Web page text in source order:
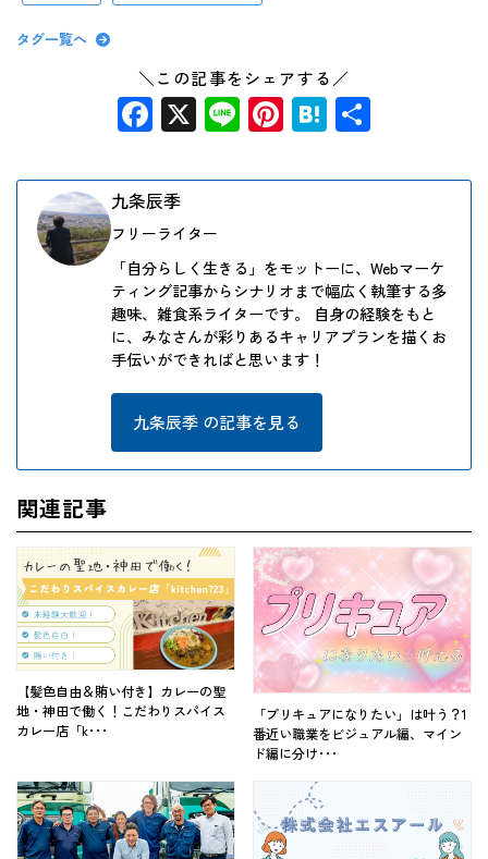
タグ一覧へ
＼この記事をシェアする／
Facebook
X LinePinterest
Hatena
九条辰季
フリーライター
「自分らしく生きる」をモットーに、Webマーケ
ティング記事からシナリオまで幅広く執筆する多
趣味、雑食系ライターです。 自身の経験をもと
に、みなさんが彩りあるキャリアプランを描くお
手伝いができればと思います！
九条辰季 の記事を見る
関連記事
【髪色自由＆賄い付き】カレーの聖
地・神田で働く！こだわりスパイス
カレー店「k･･･
「プリキュアになりたい」は叶う？1
番近い職業をビジュアル編、マイン
ド編に分け･･･